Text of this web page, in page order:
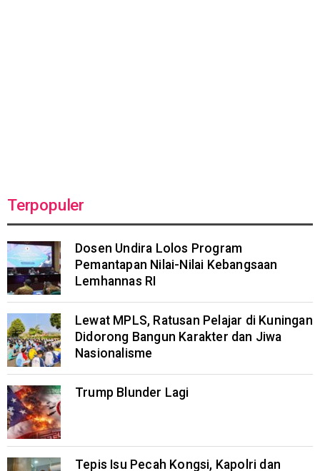
Terpopuler
Dosen Undira Lolos Program
Pemantapan Nilai-Nilai Kebangsaan
Lemhannas RI
Lewat MPLS, Ratusan Pelajar di Kuningan
Didorong Bangun Karakter dan Jiwa
Nasionalisme
Trump Blunder Lagi
Tepis Isu Pecah Kongsi, Kapolri dan